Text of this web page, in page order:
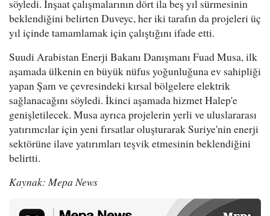
söyledi. İnşaat çalışmalarının dört ila beş yıl sürmesinin
beklendiğini belirten Duveyc, her iki tarafın da projeleri üç
yıl içinde tamamlamak için çalıştığını ifade etti.
Suudi Arabistan Enerji Bakanı Danışmanı Fuad Musa, ilk
aşamada ülkenin en büyük nüfus yoğunluğuna ev sahipliği
yapan Şam ve çevresindeki kırsal bölgelere elektrik
sağlanacağını söyledi. İkinci aşamada hizmet Halep'e
genişletilecek. Musa ayrıca projelerin yerli ve uluslararası
yatırımcılar için yeni fırsatlar oluşturarak Suriye'nin enerji
sektörüne ilave yatırımları teşvik etmesinin beklendiğini
belirtti.
Kaynak: Mepa News